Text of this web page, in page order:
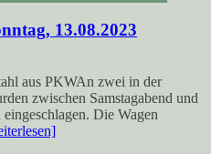
13.08.2023
aus PKWAn zwei in der
zwischen Samstagabend und
Die Wagen